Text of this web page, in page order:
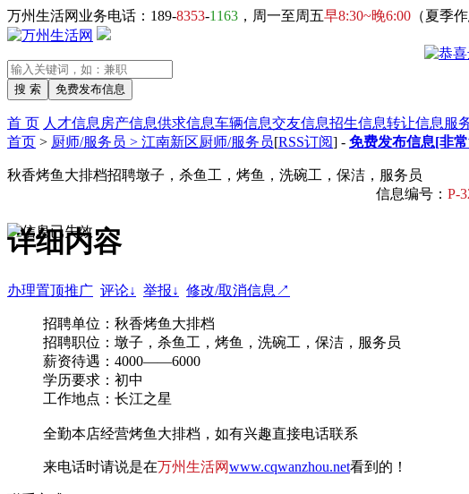
万州生活网业务电话：189-8353-1163 ，周一至周五早8:30~晚6:00 （夏季作
首 页 人才信息 房产信息供求信息车辆信息交友信息招生信息转让信息 服
首页 > 厨师/服务员 > 江南新区厨师/服务员[RSS订阅] - 免费发布信息[非
秋香烤鱼大排档招聘墩子，杀鱼工，烤鱼，洗碗工，保洁，服务员
信息编号： P-
详细内容
办理置顶推广 评论↓ 举报↓ 修改/取消信息↗
招聘单位：秋香烤鱼大排档
招聘职位：墩子，杀鱼工，烤鱼，洗碗工，保洁，服务员
薪资待遇：4000——6000
学历要求：初中
工作地点：长江之星
全勤本店经营烤鱼大排档，如有兴趣直接电话联系
来电话时请说是在万州生活网www.cqwanzhou.net看到的！